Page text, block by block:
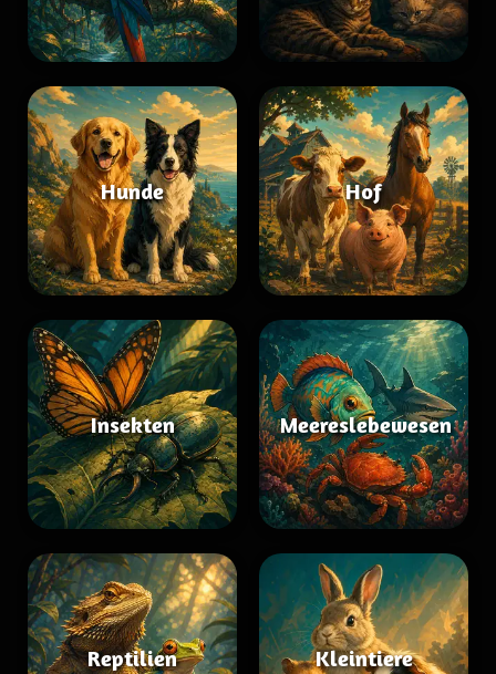
Hunde Hof
Insekten Meereslebewesen
Reptilien Kleintiere